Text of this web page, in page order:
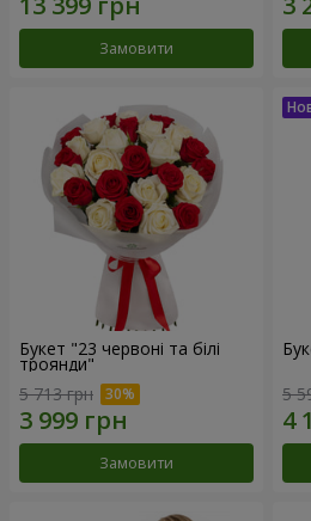
Замовити
Букет "23 червоні та білі
троянди"
5 713 грн
Замовити
5